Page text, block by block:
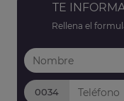
TE
Rellena el
0034